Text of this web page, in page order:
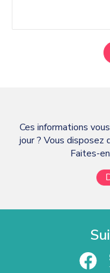
Ces informations
jour ? Vous disposez
Faites-